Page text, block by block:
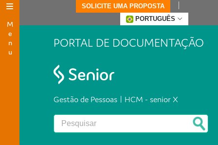
Menu
SOLICITE UMA PROPOSTA
PORTUGUÊS
PORTAL DE DOCUMENTAÇÃO
Gestão de Pessoas | HCM - senior X